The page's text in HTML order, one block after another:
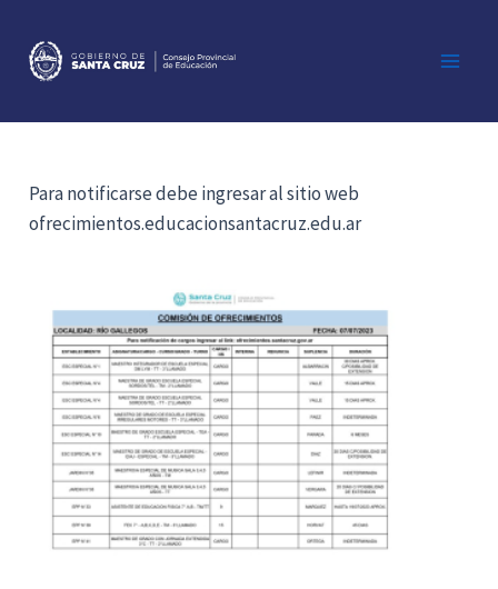
contenido
Para notificarse debe ingresar al sitio web
ofrecimientos.educacionsantacruz.edu.ar